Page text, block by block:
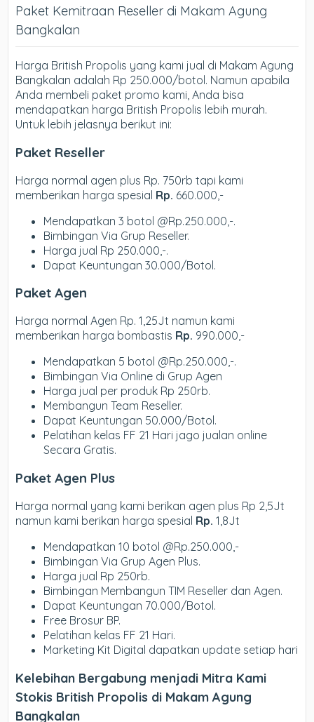
Paket Kemitraan Reseller di Makam Agung
Bangkalan
Harga British Propolis yang kami jual di Makam Agung
Bangkalan adalah Rp 250.000/botol. Namun apabila
Anda membeli paket promo kami, Anda bisa
mendapatkan harga British Propolis lebih murah.
Untuk lebih jelasnya berikut ini:
Paket Reseller
Harga normal agen plus Rp. 750rb tapi kami
memberikan harga spesial Rp. 660.000,-
Mendapatkan 3 botol @Rp.250.000,-.
Bimbingan Via Grup Reseller.
Harga jual Rp 250.000,-.
Dapat Keuntungan 30.000/Botol.
Paket Agen
Harga normal Agen Rp. 1,25Jt namun kami
memberikan harga bombastis Rp. 990.000,-
Mendapatkan 5 botol @Rp.250.000,-.
Bimbingan Via Online di Grup Agen
Harga jual per produk Rp 250rb.
Membangun Team Reseller.
Dapat Keuntungan 50.000/Botol.
Pelatihan kelas FF 21 Hari jago jualan online
Secara Gratis.
Paket Agen Plus
Harga normal yang kami berikan agen plus Rp 2,5Jt
namun kami berikan harga spesial Rp. 1,8Jt
Mendapatkan 10 botol @Rp.250.000,-
Bimbingan Via Grup Agen Plus.
Harga jual Rp 250rb.
Bimbingan Membangun TIM Reseller dan Agen.
Dapat Keuntungan 70.000/Botol.
Free Brosur BP.
Pelatihan kelas FF 21 Hari.
Marketing Kit Digital dapatkan update setiap hari
Kelebihan Bergabung menjadi Mitra Kami
Stokis British Propolis di Makam Agung
Bangkalan